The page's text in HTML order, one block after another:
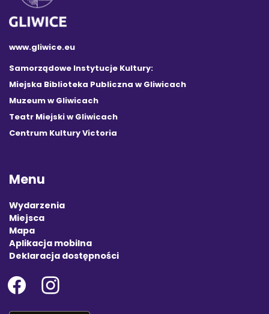
www.gliwice.eu
Samorządowe Instytucje Kultury:
Miejska Biblioteka Publiczna w Gliwicach
Muzeum w Gliwicach
Teatr Miejski w Gliwicach
Centrum Kultury Victoria
Menu
Wydarzenia
Miejsca
Mapa
Aplikacja mobilna
Deklaracja dostępności